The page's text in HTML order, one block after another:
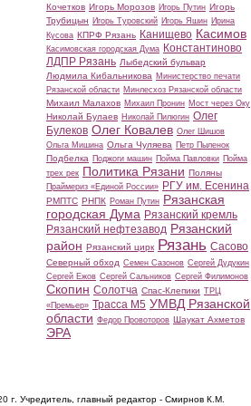
Кочетков Игорь Морозов Игорь Путин Игорь
Трубицын Игорь Туровский Игорь Яшин Ирина
Кусова КПРФ Рязань Канищево Касимов
Касимовская городская Дума Константиново
ЛДПР Рязань Лыбедский бульвар
Людмила Кибальникова Министерство печати
Рязанской области Минлесхоз Рязанской области
Михаил Малахов Михаил Пронин Мост через Оку
Николай Булаев Николай Пилюгин Олег
Булеков Олег Ковалев Олег Шишов
Ольга Мишина Ольга Чуляева Петр Пыленок
Подбелка Поджоги машин Пойма Павловки Пойма
трех рек Политика Рязани Поляны
Праймериз «Единой России» РГУ им. Есенина
РМПТС РНПК Роман Путин Рязанская
городская Дума Рязанский кремль
Рязанский нефтезавод Рязанский
район Рязанский цирк Рязань Сасово
Северный обход Семен Сазонов Сергей Дудукин
Сергей Ежов Сергей Сальников Сергей Филимонов
Скопин Солотча Спас-Клепики ТРЦ
«Премьер» Трасса М5 УМВД Рязанской
области Федор Провоторов Шаукат Ахметов
ЭРА
г. Учредитель, главный редактор - Смирнов К.М.